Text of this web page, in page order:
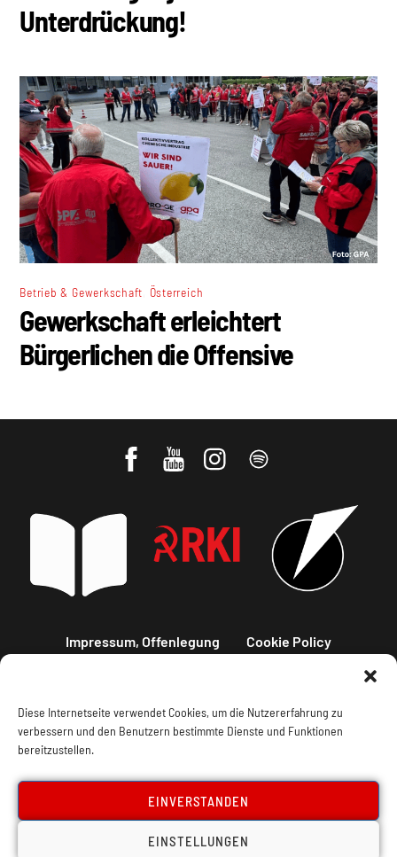
Diese Internetseite verwendet Cookies, um die Nutzererfahrung zu
verbessern und den Benutzern bestimmte Dienste und Funktionen
bereitzustellen.
EINVERSTANDEN
EINSTELLUNGEN
Unterdrückung!
Betrieb & Gewerkschaft Österreich
Gewerkschaft erleichtert
Bürgerlichen die Offensive
Impressum, Offenlegung Cookie Policy